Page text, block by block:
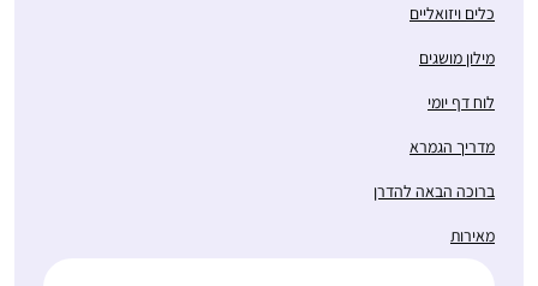
כלים ויזואליים
מילון מושגים
לוח דף יומי
מדריך הגמרא
ברוכה הבאה להדרן
מאירות